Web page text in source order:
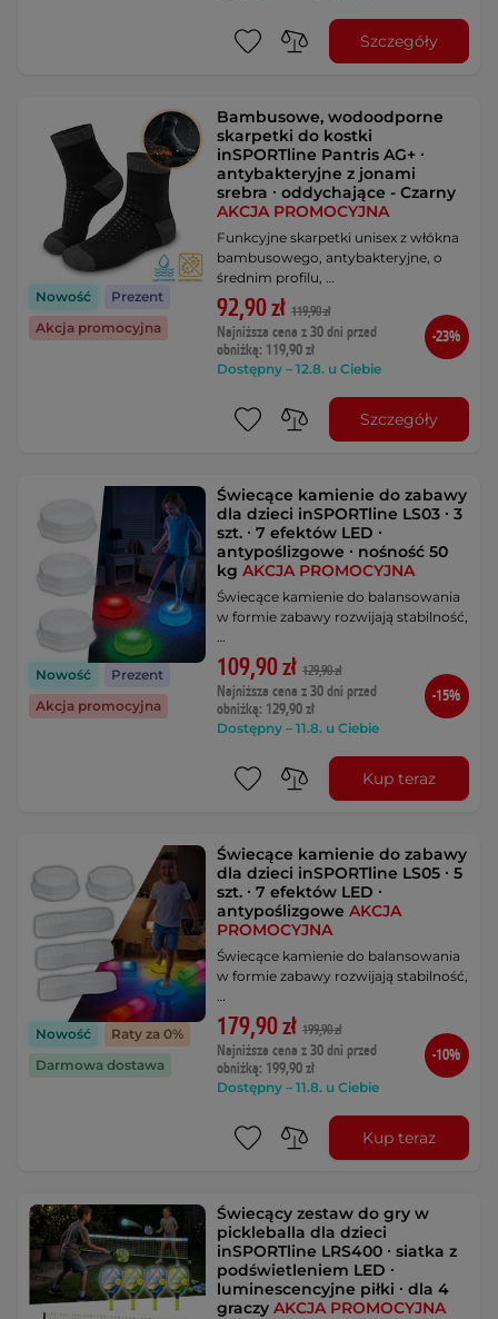
Szczegóły
Nowość
Prezent
Akcja promocyjna
Bambusowe, wodoodporne
skarpetki do kostki
inSPORTline Pantris AG+ ∙
antybakteryjne z jonami
srebra ∙ oddychające - Czarny
AKCJA PROMOCYJNA
Funkcyjne skarpetki unisex z włókna
bambusowego, antybakteryjne, o
średnim profilu, …
92,90 zł 119,90 zł
Najniższa cena z 30 dni przed
obniżką: 119,90 zł
Dostępny – 12.8. u Ciebie
-23%
Szczegóły
Nowość
Prezent
Akcja promocyjna
Świecące kamienie do zabawy
dla dzieci inSPORTline LS03 ∙ 3
szt. ∙ 7 efektów LED ∙
antypoślizgowe ∙ nośność 50
kgAKCJA PROMOCYJNA
Świecące kamienie do balansowania
w formie zabawy rozwijają stabilność,
…
109,90 zł 129,90 zł
Najniższa cena z 30 dni przed
obniżką: 129,90 zł
Dostępny – 11.8. u Ciebie
-15%
Kup teraz
Nowość
Raty za 0%
Darmowa dostawa
Świecące kamienie do zabawy
dla dzieci inSPORTline LS05 ∙ 5
szt. ∙ 7 efektów LED ∙
antypoślizgoweAKCJA
PROMOCYJNA
Świecące kamienie do balansowania
w formie zabawy rozwijają stabilność,
…
179,90 zł 199,90 zł
Najniższa cena z 30 dni przed
obniżką: 199,90 zł
Dostępny – 11.8. u Ciebie
-10%
Kup teraz
Świecący zestaw do gry w
pickleballa dla dzieci
inSPORTline LRS400 ∙ siatka z
podświetleniem LED ∙
luminescencyjne piłki ∙ dla 4
graczyAKCJA PROMOCYJNA